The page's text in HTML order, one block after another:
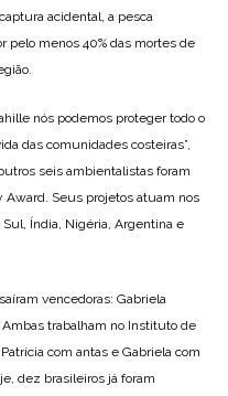
acidental, a pesca
pelo menos 40% das mortes de
nós podemos proteger todo o
das comunidades costeiras”,
seis ambientalistas foram
Seus projetos atuam nos
Índia, Nigéria, Argentina e
vencedoras: Gabriela
trabalham no Instituto de
com antas e Gabriela com
dez brasileiros já foram